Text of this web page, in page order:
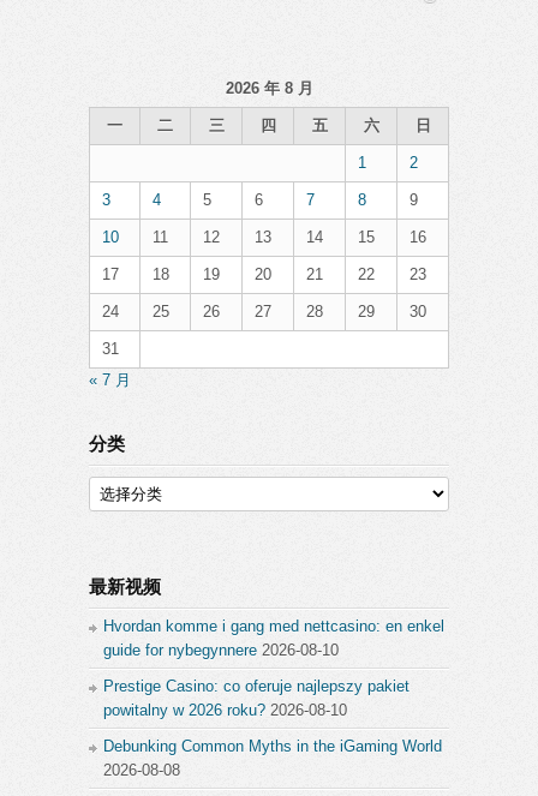
2026 年 8 月
一 二 三 四 五 六 日
1 2
3 4 5 6 7 8 9
10 11 12 13 14 15 16
17 18 19 20 21 22 23
24 25 26 27 28 29 30
31
« 7 月
分类
分
类
最新视频
Hvordan komme i gang med nettcasino: en enkel
guide for nybegynnere 2026-08-10
Prestige Casino: co oferuje najlepszy pakiet
powitalny w 2026 roku? 2026-08-10
Debunking Common Myths in the iGaming World
2026-08-08